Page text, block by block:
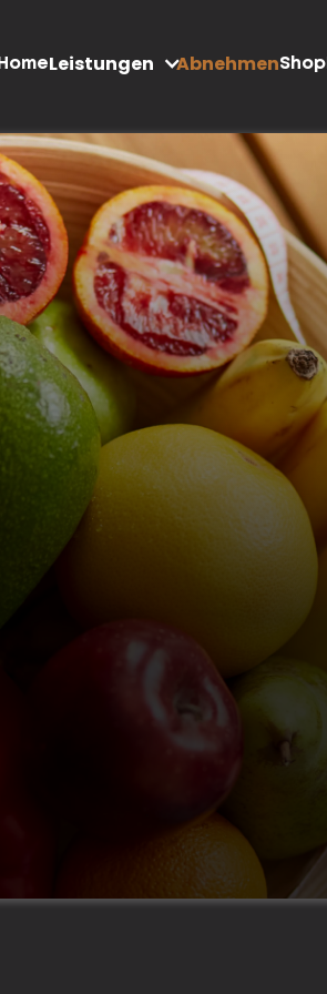
HomeLeistungen AbnehmenShop